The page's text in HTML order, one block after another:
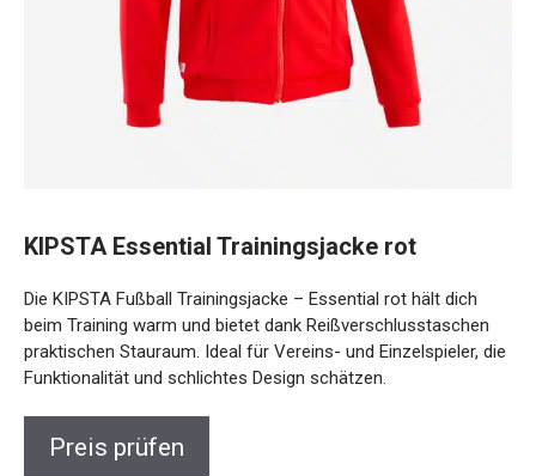
beim Training warm und bietet dank Reißverschlusstaschen
praktischen Stauraum. Ideal für Vereins- und Einzelspieler,
die Funktionalität und schlichtes Design schätzen.